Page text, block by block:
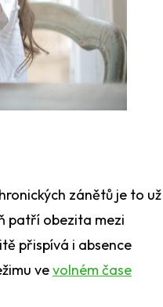
zánětů je to už
patří obezita mezi
přispívá i absence
vevolném čase